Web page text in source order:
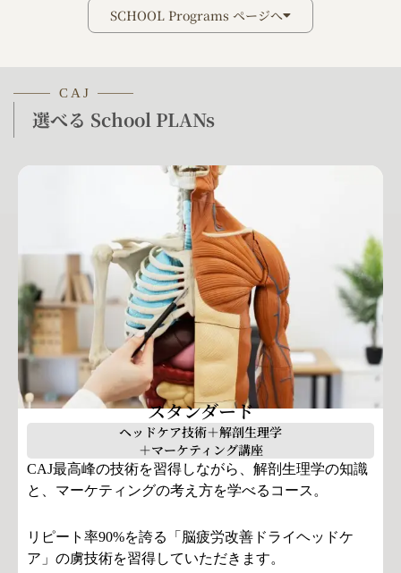
SCHOOL Programs ページへ
C A J
選べる School PLANs
スタンダード
ヘッドケア技術＋解剖生理学
＋マーケティング講座
CAJ最高峰の技術を習得しながら、解剖生理学の知識
と、マーケティングの考え方を学べるコース。
リピート率90%を誇る「脳疲労改善ドライヘッドケ
ア」の虜技術を習得していただきます。